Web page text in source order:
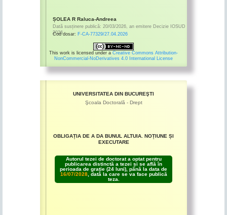
ȘOLEA R Raluca-Andreea
Dată susținere publică: 20/03/2026, an emitere Decizie IOSUD
2026
Cod dosar: F-CA-77329/27.04.2026
This work is licensed under a Creative Commons Attribution-
NonCommercial-NoDerivatives 4.0 International License
UNIVERSITATEA DIN BUCUREŞTI
Şcoala Doctorală - Drept
OBLIGAȚIA DE A DA BUNUL ALTUIA. NOȚIUNE ȘI
EXECUTARE
Autorul tezei de doctorat a optat pentru
publicarea distinctă a tezei și se află în
perioada de grație (24 luni), până la data de
16/07/2028, dată la care se va face publică
teza.